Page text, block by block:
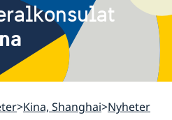
Kina, Shanghai Nyheter